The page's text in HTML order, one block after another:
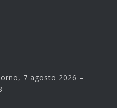
7 agosto 2026 –